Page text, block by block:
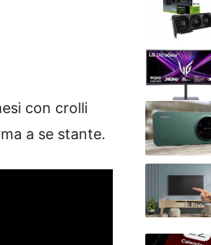
con crolli
a se stante.